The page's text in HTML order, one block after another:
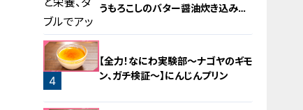
2
うもろこしのバター醤油炊き込みご
4
【全力！なにわ実験部～ナゴヤのギモ
ン、ガチ検証～】にんじんプリン